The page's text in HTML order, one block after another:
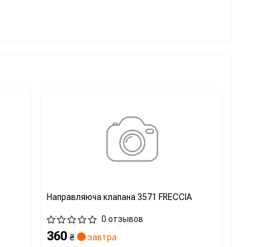
Направляюча клапана 3571 FRECCIA
0 отзывов
360₴
завтра